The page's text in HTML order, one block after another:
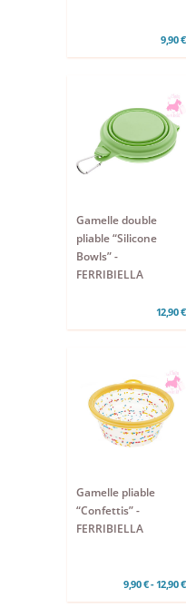
9,90 €
Gamelle double
pliable “Silicone
Bowls” -
FERRIBIELLA
12,90 €
Gamelle pliable
“Confettis” -
FERRIBIELLA
9,90 € - 12,90 €